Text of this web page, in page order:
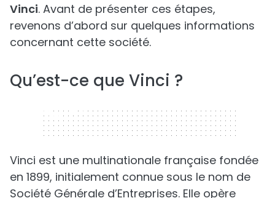
Vinci. Avant de présenter ces étapes,
revenons d’abord sur quelques informations
concernant cette société.
Qu’est-ce que Vinci ?
320 x 50
Vinci est une multinationale française fondée
en 1899, initialement connue sous le nom de
Société Générale d’Entreprises. Elle opère